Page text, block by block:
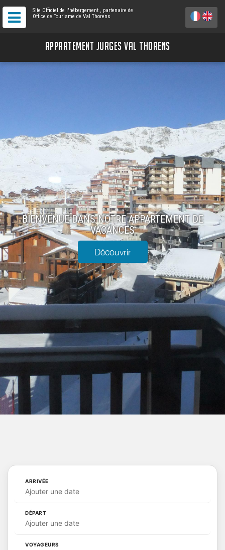
Site Officiel de l'hébergement , partenaire de
Office de Tourisme de Val Thorens
APPARTEMENT JURGES VAL THORENS
BIENVENUE DANS NOTRE APPARTEMENT DE
VACANCES
Découvrir
ARRIVÉE
Ajouter une date
DÉPART
Ajouter une date
VOYAGEURS